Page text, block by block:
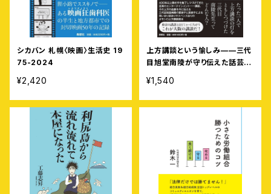
シカバン 札幌〈映画〉生活史 19
75-2024
¥2,420
上方講談という愉しみ——三代
目旭堂南陵が守り伝えた話芸の
¥1,540